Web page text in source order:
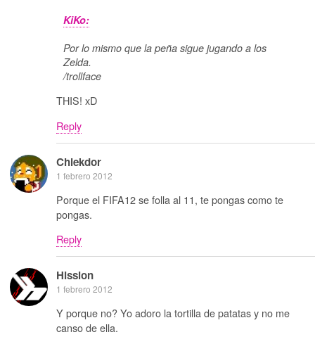
KiKo:
Por lo mismo que la peña sigue jugando a los
Zelda.
/trollface
THIS! xD
Reply
Chiekdor
1 febrero 2012
Porque el FIFA12 se folla al 11, te pongas como te
pongas.
Reply
Hission
1 febrero 2012
Y porque no? Yo adoro la tortilla de patatas y no me
canso de ella.